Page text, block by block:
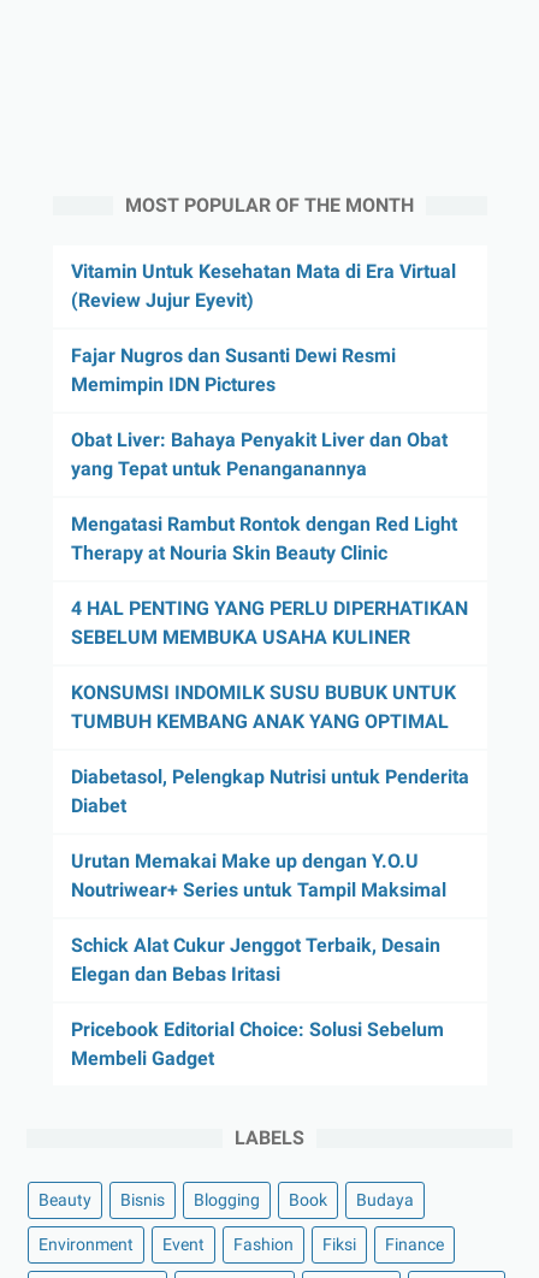
MOST POPULAR OF THE MONTH
Vitamin Untuk Kesehatan Mata di Era Virtual
(Review Jujur Eyevit)
Fajar Nugros dan Susanti Dewi Resmi
Memimpin IDN Pictures
Obat Liver: Bahaya Penyakit Liver dan Obat
yang Tepat untuk Penanganannya
Mengatasi Rambut Rontok dengan Red Light
Therapy at Nouria Skin Beauty Clinic
4 HAL PENTING YANG PERLU DIPERHATIKAN
SEBELUM MEMBUKA USAHA KULINER
KONSUMSI INDOMILK SUSU BUBUK UNTUK
TUMBUH KEMBANG ANAK YANG OPTIMAL
Diabetasol, Pelengkap Nutrisi untuk Penderita
Diabet
Urutan Memakai Make up dengan Y.O.U
Noutriwear+ Series untuk Tampil Maksimal
Schick Alat Cukur Jenggot Terbaik, Desain
Elegan dan Bebas Iritasi
Pricebook Editorial Choice: Solusi Sebelum
Membeli Gadget
LABELS
Beauty Bisnis Blogging Book Budaya
Environment Event Fashion Fiksi Finance